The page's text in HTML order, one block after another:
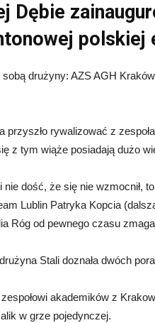
Dębie
polskiej
sobą drużyny: AZS AGH
przyszło rywalizować z
z tym wiąże posiadają dużo
dość, że się nie wzmocnił,
Lublin Patryka Kopcia
Róg od pewnego czasu
Stali doznała dwóch
akademików z
w grze pojedynczej.